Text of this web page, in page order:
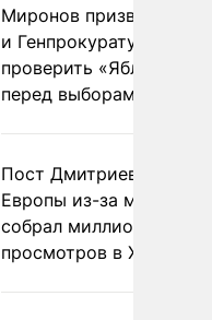
Миронов призвал
и Генпрокуратуру
проверить «Яблоко»
перед выборами
Пост Дмитриева о
Европы из-за
собрал миллион
просмотров в X